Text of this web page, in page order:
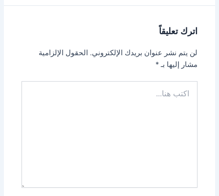
اترك تعليقاً
لن يتم نشر عنوان بريدك الإلكتروني. الحقول الإلزامية
مشار إليها بـ*
هنا...